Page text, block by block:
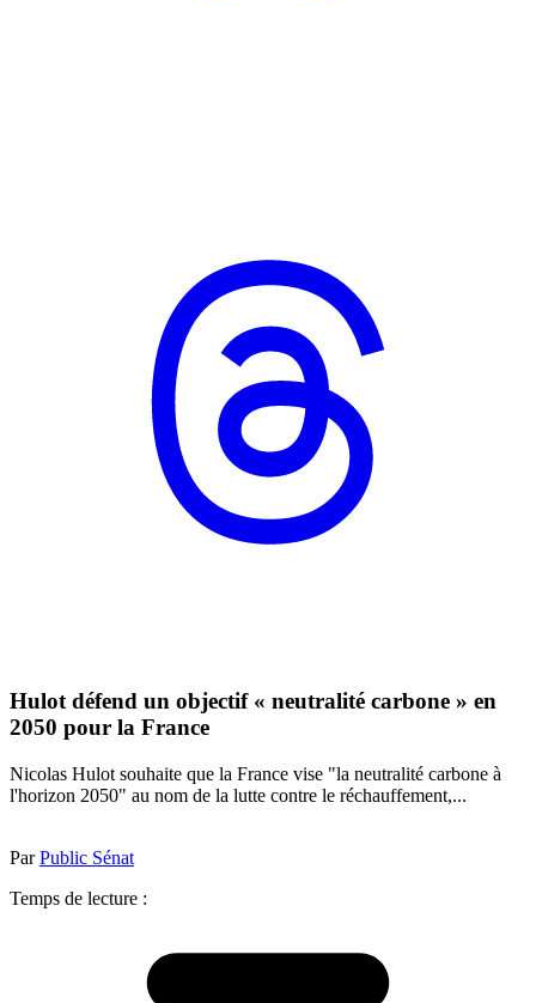
Hulot défend un objectif « neutralité carbone » en
2050 pour la France
Nicolas Hulot souhaite que la France vise "la neutralité carbone à
l'horizon 2050" au nom de la lutte contre le réchauffement,...
ParPublic Sénat
Temps de lecture :